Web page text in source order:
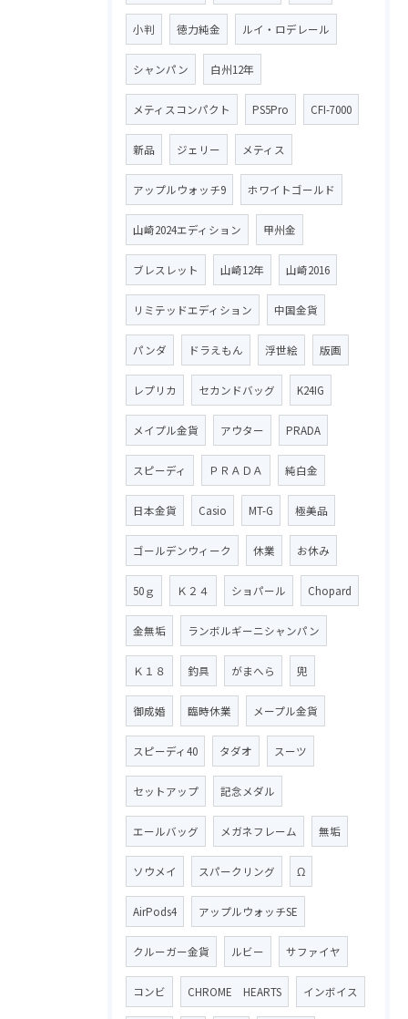
小判 徳力純金 ルイ・ロデレール
シャンパン 白州12年
メティスコンパクト PS5Pro CFI-7000
新品 ジェリー メティス
アップルウォッチ9 ホワイトゴールド
山崎2024エディション 甲州金
ブレスレット 山崎12年 山崎2016
リミテッドエディション 中国金貨
パンダ ドラえもん 浮世絵 版画
レプリカ セカンドバッグ K24IG
メイプル金貨 アウター PRADA
スピーディ ＰＲＡＤＡ 純白金
日本金貨 Casio MT-G 極美品
ゴールデンウィーク 休業 お休み
50ｇ Ｋ２４ ショパール Chopard
金無垢 ランボルギーニシャンパン
Ｋ１８ 釣具 がまへら 兜
御成婚 臨時休業 メープル金貨
スピーディ40 タダオ スーツ
セットアップ 記念メダル
エールバッグ メガネフレーム 無垢
ソウメイ スパークリング Ω
AirPods4 アップルウォッチSE
クルーガー金貨 ルビー サファイヤ
コンビ CHROME HEARTS インボイス